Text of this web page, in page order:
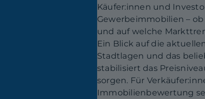
Käufer:innen und
Gewerbeimmobilien –
und auf welche
Ein Blick auf die
Stadtlagen und das
stabilisiert das
sorgen. Für
Immobilienbewertung